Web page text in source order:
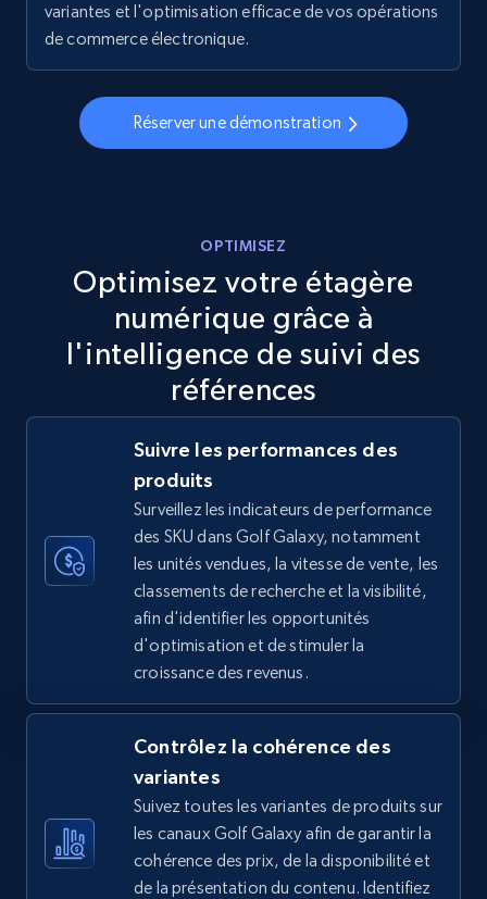
Walmart - products - Discover products by
using sku numbers
URL, Final price, Sku, Currency, Gtin,
Specifications, Image urls, Top reviews, and
TikTok Shop
URL, Title, Available, Description, Currency, Initial
price, Final price, Discount percent, and more.
668+ Commencer
TikTok Shop - category
URL, Title, Available, Description, Currency, Initial
price, Final price, Discount percent, and more.
668+ Commencer
TikTok Shop - Collect TikTok shop products
by keywords search
URL, Title, Available, Description, Currency, Initial
price, Final price, Discount percent, and more.
variantes et l'optimisation efficace de vos opérations
de commerce électronique.
Réserver une démonstration
OPTIMISEZ
Optimisez votre étagère
numérique grâce à
l'intelligence de suivi des
références
Suivre les performances des
produits
Surveillez les indicateurs de performance
des SKU dans Golf Galaxy, notamment
les unités vendues, la vitesse de vente, les
classements de recherche et la visibilité,
afin d'identifier les opportunités
d'optimisation et de stimuler la
croissance des revenus.
Contrôlez la cohérence des
variantes
Suivez toutes les variantes de produits sur
les canaux Golf Galaxy afin de garantir la
cohérence des prix, de la disponibilité et
de la présentation du contenu. Identifiez